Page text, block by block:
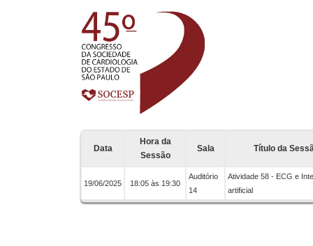
Data
Hora da
Sessão
Sala Título da
19/06/2025 18:05 às 19:30
Auditório
14
Atividade 58 - ECG e
artificial